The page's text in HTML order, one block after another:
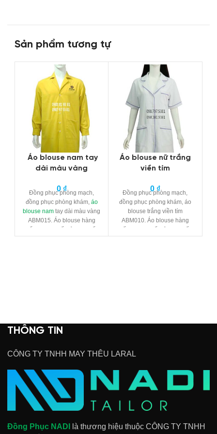
Sản phẩm tương tự
Áo blouse nam tay
dài màu vàng
0 ₫
Đồng phục phòng mạch,
đồng phục phòng khám, áo
blouse nam tay dài màu vàng
ABM015. Áo blouse hàng
Áo blouse nữ trắng
viền tím
0 ₫
Đồng phục phòng mạch,
đồng phục phòng khám, áo
blouse trắng viền tím
ABM010. Áo blouse hàng
THÔNG TIN
CÔNG TY TNHH MAY THÊU LARAL
Đồng Phục NADI
là thương hiệu thuộc CÔNG TY TNHH